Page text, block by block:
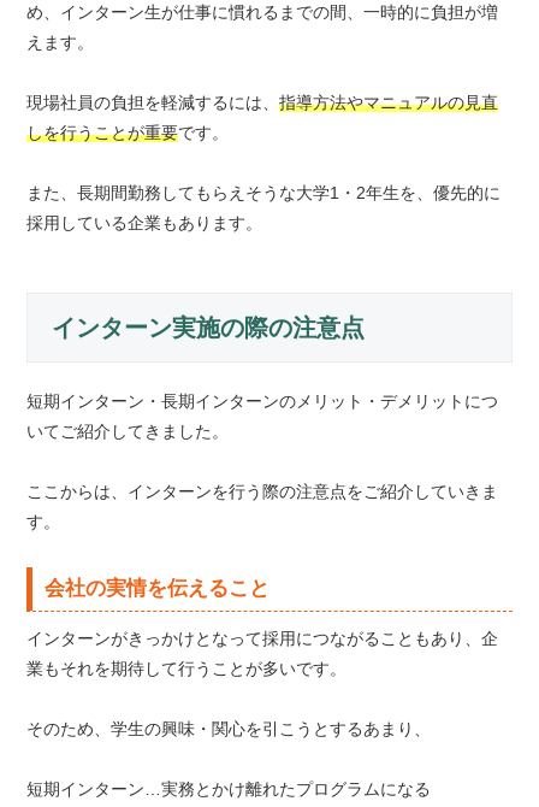
め、インターン生が仕事に慣れるまでの間、一時的に負担が増
えます。
現場社員の負担を軽減するには、指導方法やマニュアルの見直
しを行うことが重要です。
また、長期間勤務してもらえそうな大学1・2年生を、優先的に
採用している企業もあります。
インターン実施の際の注意点
短期インターン・長期インターンのメリット・デメリットにつ
いてご紹介してきました。
ここからは、インターンを行う際の注意点をご紹介していきま
す。
会社の実情を伝えること
インターンがきっかけとなって採用につながることもあり、企
業もそれを期待して行うことが多いです。
そのため、学生の興味・関心を引こうとするあまり、
短期インターン…実務とかけ離れたプログラムになる